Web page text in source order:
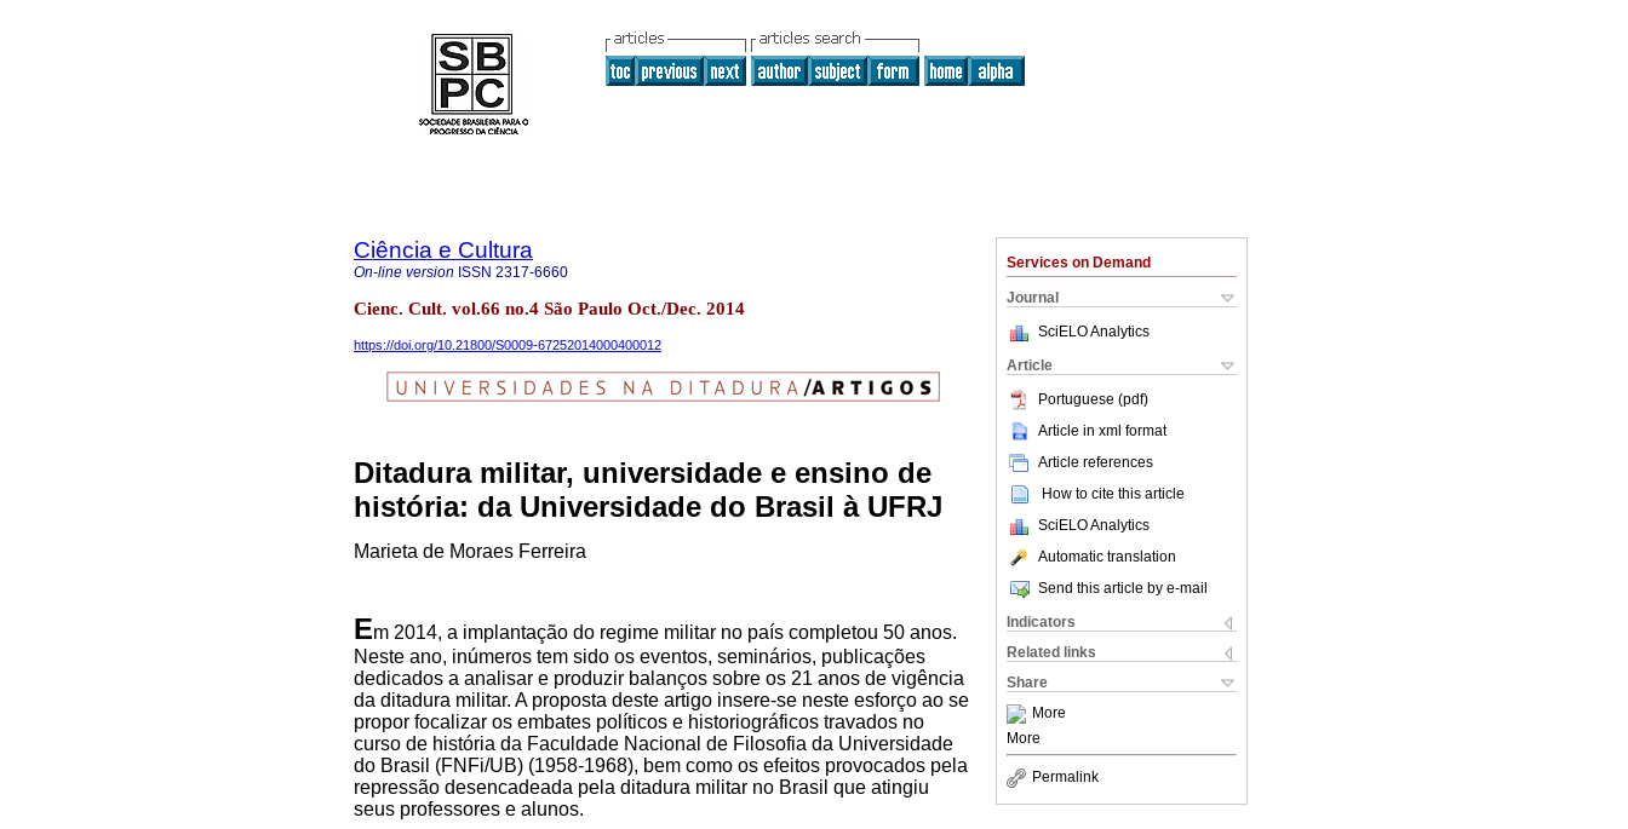
Services on Demand
Journal
SciELO Analytics
Article
Portuguese (pdf)
Article in xml format
Article references
How to cite this article
SciELO Analytics
Automatic translation
Send this article by e-mail
Indicators
Related links
Share
More
More
Permalink
Ciência e Cultura
On-line version ISSN 2317-6660
Cienc. Cult. vol.66 no.4 São Paulo Oct./Dec. 2014
https://doi.org/10.21800/S0009-67252014000400012
Ditadura militar, universidade e ensino de
história: da Universidade do Brasil à UFRJ
Marieta de Moraes Ferreira
Em 2014, a implantação do regime militar no país completou 50 anos.
Neste ano, inúmeros tem sido os eventos, seminários, publicações
dedicados a analisar e produzir balanços sobre os 21 anos de vigência
da ditadura militar. A proposta deste artigo insere-se neste esforço ao se
propor focalizar os embates políticos e historiográficos travados no
curso de história da Faculdade Nacional de Filosofia da Universidade
do Brasil (FNFi/UB) (1958-1968), bem como os efeitos provocados pela
repressão desencadeada pela ditadura militar no Brasil que atingiu
seus professores e alunos.